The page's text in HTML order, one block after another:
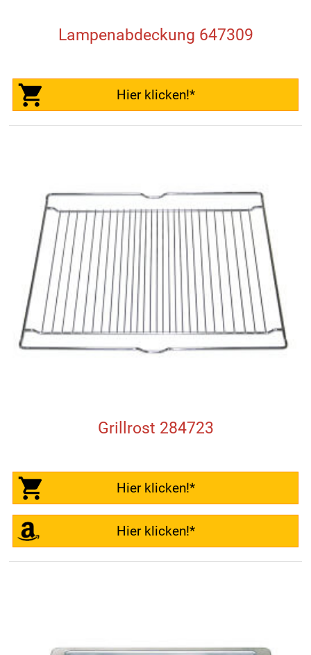
Lampenabdeckung 647309
Hier klicken!*
Grillrost 284723
Hier klicken!*
Hier klicken!*